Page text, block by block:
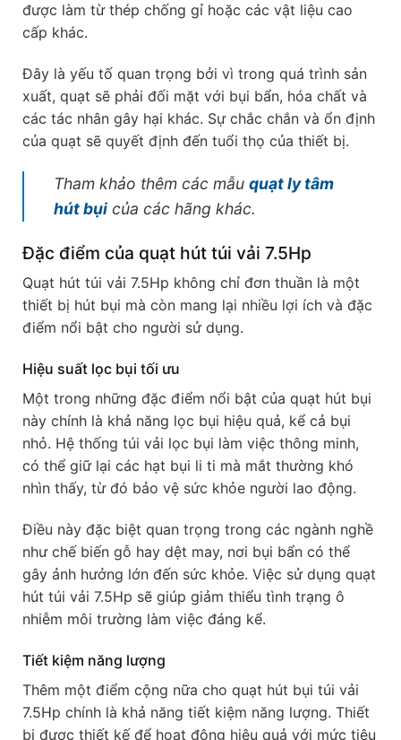
được làm từ thép chống gỉ hoặc các vật liệu cao
cấp khác.
Đây là yếu tố quan trọng bởi vì trong quá trình sản
xuất, quạt sẽ phải đối mặt với bụi bẩn, hóa chất và
các tác nhân gây hại khác. Sự chắc chắn và ổn định
của quạt sẽ quyết định đến tuổi thọ của thiết bị.
Tham khảo thêm các mẫu quạt ly tâm
hút bụi của các hãng khác.
Đặc điểm của quạt hút túi vải 7.5Hp
Quạt hút túi vải 7.5Hp không chỉ đơn thuần là một
thiết bị hút bụi mà còn mang lại nhiều lợi ích và đặc
điểm nổi bật cho người sử dụng.
Hiệu suất lọc bụi tối ưu
Một trong những đặc điểm nổi bật của quạt hút bụi
này chính là khả năng lọc bụi hiệu quả, kể cả bụi
nhỏ. Hệ thống túi vải lọc bụi làm việc thông minh,
có thể giữ lại các hạt bụi li ti mà mắt thường khó
nhìn thấy, từ đó bảo vệ sức khỏe người lao động.
Điều này đặc biệt quan trọng trong các ngành nghề
như chế biến gỗ hay dệt may, nơi bụi bẩn có thể
gây ảnh hưởng lớn đến sức khỏe. Việc sử dụng quạt
hút túi vải 7.5Hp sẽ giúp giảm thiểu tình trạng ô
nhiễm môi trường làm việc đáng kể.
Tiết kiệm năng lượng
Thêm một điểm cộng nữa cho quạt hút bụi túi vải
7.5Hp chính là khả năng tiết kiệm năng lượng. Thiết
bị được thiết kế để hoạt động hiệu quả với mức tiêu